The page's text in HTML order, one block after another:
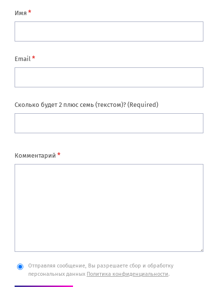
Имя *
Email *
Сколько будет 2 плюс семь (текстом)? (Required)
Комментарий *
Отправляя сообщение, Вы разрешаете сбор и обработку
персональных данных Политика конфиденциальности.